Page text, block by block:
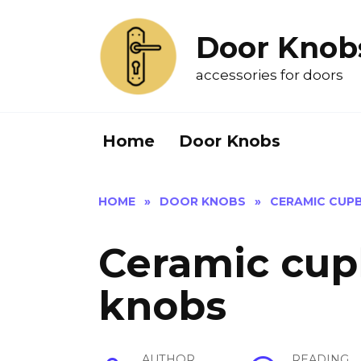
Door
accessories for doors
Home Door Knobs
HOME » DOOR KNOBS » CERAMIC
Ceramic
knobs